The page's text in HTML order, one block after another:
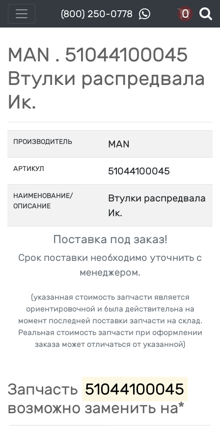
(800) 250-0778 0
MAN . 51044100045
Втулки распредвала
Ик.
ПРОИЗВОДИТЕЛЬ MAN
АРТИКУЛ 51044100045
НАИМЕНОВАНИЕ/
ОПИСАНИЕ
Втулки распредвала
Ик.
Поставка под заказ!
Срок поставки необходимо уточнить с
менеджером.
(указанная стоимость запчасти является
ориентировочной и была действительна на
момент последней поставки запчасти на склад.
Реальная стоимость запчасти при оформлении
заказа может отличаться от указанной)
Запчасть 51044100045
возможно заменить на*